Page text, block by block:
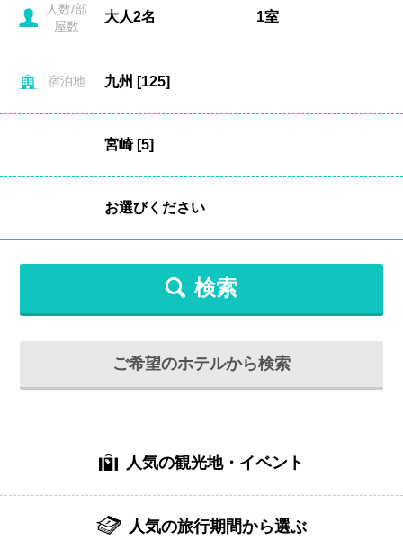
人数/部
屋数
宿泊地
検索
ご希望のホテルから検索
人気の観光地・イベント
人気の旅行期間から選ぶ